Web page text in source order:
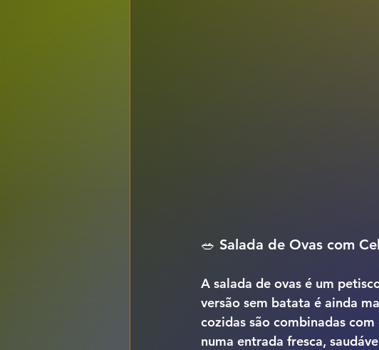
🥗 Salada de Ovas com
A salada de ovas é um
versão sem batata é ainda
cozidas são combinadas
numa entrada fresca,